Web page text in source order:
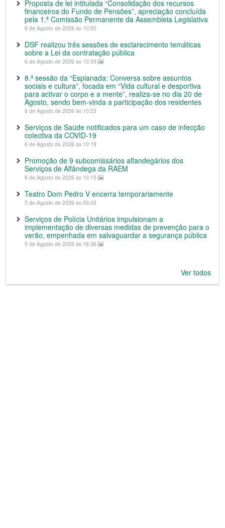
Proposta de lei intitulada “Consolidação dos recursos
financeiros do Fundo de Pensões”, apreciação concluída
pela 1.ª Comissão Permanente da Assembleia Legislativa
6 de Agosto de 2026 às 10:50
DSF realizou três sessões de esclarecimento temáticas
sobre a Lei da contratação pública
6 de Agosto de 2026 às 10:33
8.ª sessão da “Esplanada: Conversa sobre assuntos
sociais e cultura”, focada em “Vida cultural e desportiva
para activar o corpo e a mente”, realiza-se no dia 20 de
Agosto, sendo bem-vinda a participação dos residentes
6 de Agosto de 2026 às 10:23
Serviços de Saúde notificados para um caso de infecção
colectiva da COVID-19
6 de Agosto de 2026 às 10:19
Promoção de 9 subcomissários alfandegários dos
Serviços de Alfândega da RAEM
6 de Agosto de 2026 às 10:15
Teatro Dom Pedro V encerra temporariamente
5 de Agosto de 2026 às 20:03
Serviços de Polícia Unitários impulsionam a
implementação de diversas medidas de prevenção para o
verão, empenhada em salvaguardar a segurança pública
5 de Agosto de 2026 às 18:36
Ver todos